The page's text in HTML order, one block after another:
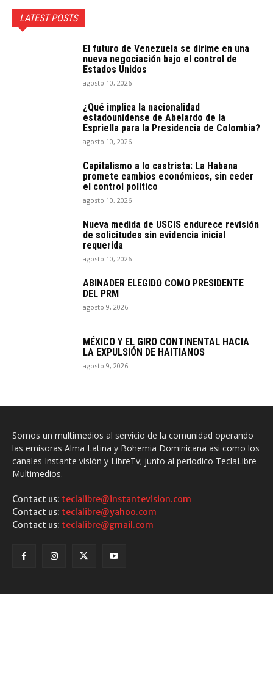
LATEST POSTS
El futuro de Venezuela se dirime en una
nueva negociación bajo el control de
Estados Unidos
agosto 10, 2026
¿Qué implica la nacionalidad
estadounidense de Abelardo de la
Espriella para la Presidencia de Colombia?
agosto 10, 2026
Capitalismo a lo castrista: La Habana
promete cambios económicos, sin ceder
el control político
agosto 10, 2026
Nueva medida de USCIS endurece revisión
de solicitudes sin evidencia inicial
requerida
agosto 10, 2026
ABINADER ELEGIDO COMO PRESIDENTE
DEL PRM
agosto 9, 2026
MÉXICO Y EL GIRO CONTINENTAL HACIA
LA EXPULSIÓN DE HAITIANOS
agosto 9, 2026
Somos un multimedios al servicio de la comunidad operando
las emisoras Alma Latina y Bohemia Dominicana asi como los
canales Instante visión y LibreTv; junto al periodico TeclaLibre
Multimedios.
Contact us: teclalibre@instantevision.com
Contact us: teclalibre@yahoo.com
Contact us: teclalibre@gmail.com